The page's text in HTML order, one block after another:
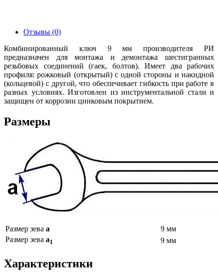
Отзывы (0)
Комбинированный ключ 9 мм производителя РИ
предназначен для монтажа и демонтажа шестигранных
резьбовых соединений (гаек, болтов). Имеет два рабочих
профиля: рожковый (открытый) с одной стороны и накидной
(кольцевой) с другой, что обеспечивает гибкость при работе в
разных условиях. Изготовлен из инструментальной стали и
защищен от коррозии цинковым покрытием.
Размеры
Размер зева а
9 мм
Размер зева а1 9 мм
Характеристики